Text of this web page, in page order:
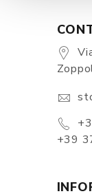
+39